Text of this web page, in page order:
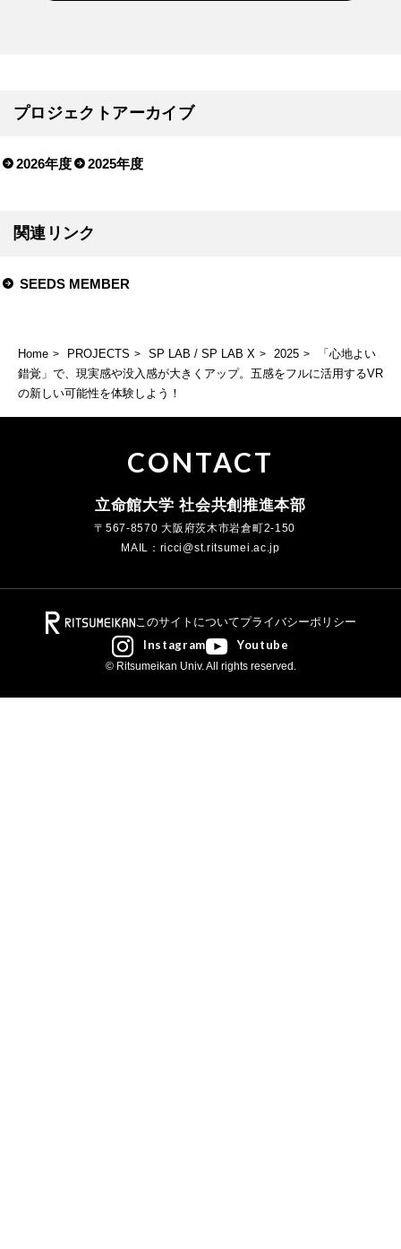
プロジェクトアーカイブ
2026年度 2025年度
関連リンク
SEEDS MEMBER
Home PROJECTS SP LAB / SP LAB X 2025
「心地よい
錯覚」で、現実感や没入感が大きくアップ。五感をフルに活用するVR
の新しい可能性を体験しよう！
CONTACT
立命館大学 社会共創推進本部
〒567-8570 大阪府茨木市岩倉町2-150
MAIL：ricci
st.ritsumei.ac.jp
このサイトについてプライバシーポリシー
Instagram Youtube
© Ritsumeikan Univ. All rights reserved.